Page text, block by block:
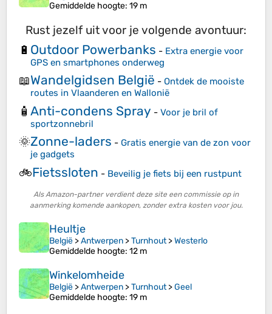
Gemiddelde hoogte: 19 m
Rust jezelf uit voor je volgende avontuur:
🔋 Outdoor Powerbanks - Extra energie voor
GPS en smartphones onderweg
📖Wandelgidsen België - Ontdek de mooiste
routes in Vlaanderen en Wallonië
🧴 Anti-condens Spray - Voor je bril of
sportzonnebril
🌞Zonne-laders - Gratis energie van de zon voor
je gadgets
🚲Fietssloten - Beveilig je fiets bij een rustpunt
Als Amazon-partner verdient deze site een commissie op in
aanmerking komende aankopen, zonder extra kosten voor jou.
Heultje
België >Antwerpen >Turnhout>Westerlo
Gemiddelde hoogte: 12 m
Winkelomheide
België >Antwerpen >Turnhout>Geel
Gemiddelde hoogte: 19 m